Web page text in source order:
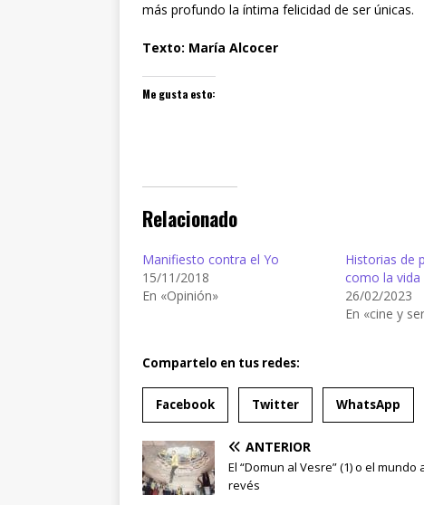
más profundo la íntima felicidad de ser únicas.
Texto: María Alcocer
Me gusta esto:
Relacionado
Manifiesto contra el Yo
15/11/2018
En «Opinión»
Historias de
como la vida
26/02/2023
En «cine y
Compartelo en tus redes:
Facebook Twitter WhatsApp
ANTERIOR
El “Domun al Vesre” (1) o el mundo
revés